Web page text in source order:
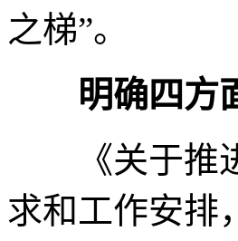
之梯”。
明确四方
《关于推进
求和工作安排